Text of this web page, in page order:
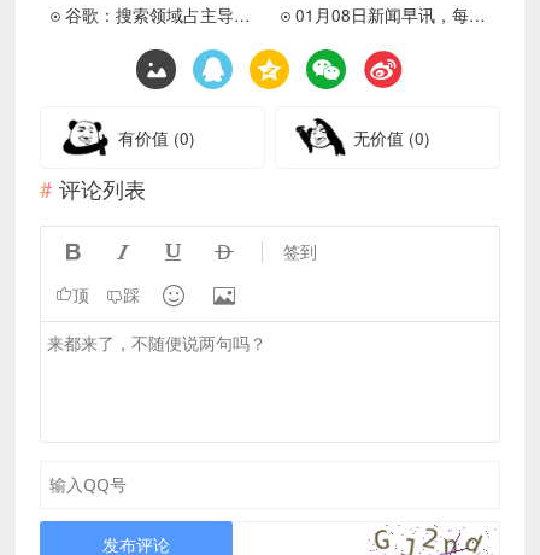
谷歌：搜索领域占主导地位并非使用不当手段 而是对手不给力
01月08日新闻早讯，每天60s读懂世界
有价值 (0) 无价值 (0)
评论列表
    签到
顶 踩  
发布评论